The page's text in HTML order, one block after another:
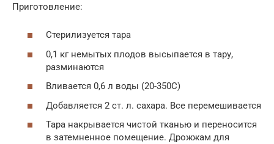
Приготовление:
Стерилизуется тара
0,1 кг немытых плодов высыпается в тару,
разминаются
Вливается 0,6 л воды (20-350С)
Добавляется 2 ст. л. сахара. Все перемешивается
Тара накрывается чистой тканью и переносится
в затемненное помещение. Дрожжам для